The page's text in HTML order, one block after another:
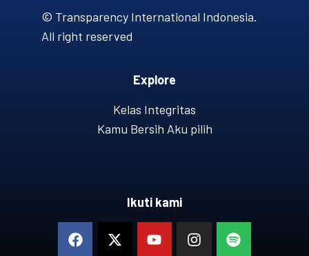
© Transparency International Indonesia.
All right reserved
Explore
Kelas Integritas
Kamu Bersih Aku pilih
Ikuti kami